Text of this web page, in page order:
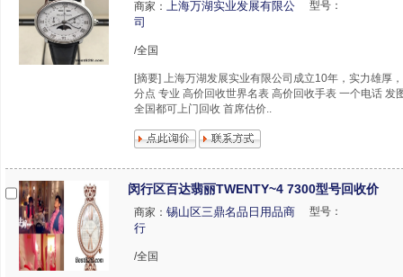
商家： 上海万湖实业发展有限公
司
型号：
/全国
[摘要] 上海万湖发展实业有限公司成立10年，实力雄厚
分点 专业 高价回收世界名表 高价回收手表 一个电话 发
全国都可上门回收 首席估价..
闵行区百达翡丽TWENTY~4 7300型号回收价
商家： 锡山区三鼎名品日用品商
行
型号：
/全国